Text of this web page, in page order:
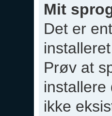
Mit
Det er
Prøv at
installere
ikke